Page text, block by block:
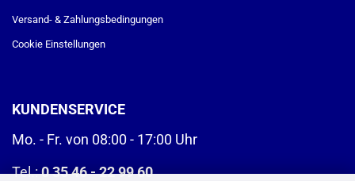
Versand- & Zahlungsbedingungen
Cookie Einstellungen
KUNDENSERVICE
Mo. - Fr. von 08:00 - 17:00 Uhr
Tel.:0 35 46 - 22 99 60